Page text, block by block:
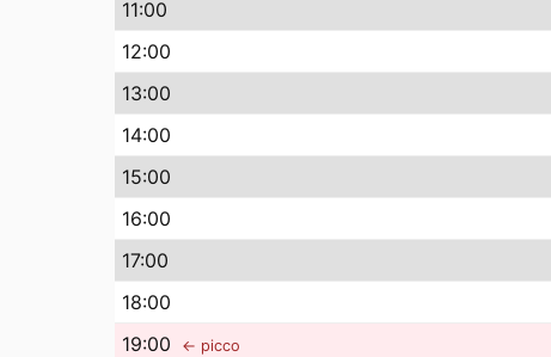
11:00
12:00
13:00
14:00
15:00
16:00
17:00
18:00
19:00 ← picco